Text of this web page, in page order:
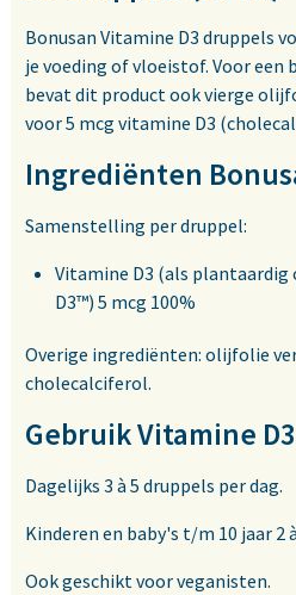
Bonusan Vitamine D3 druppels
je voeding of vloeistof. Voor een
bevat dit product ook vierge
voor 5 mcg vitamine D3
Ingrediënten
Samenstelling per druppel:
Vitamine D3 (als
D3™) 5 mcg 100%
Overige ingrediënten: olijfolie
cholecalciferol.
Gebruik Vitamine
Dagelijks 3 à 5 druppels per dag.
Kinderen en baby's t/m 10 jaar 2
Ook geschikt voor veganisten.